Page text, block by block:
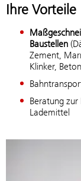
Ihre Vorteile
Baustellen
Zement,
Klinker,
Beratung
Lademittel